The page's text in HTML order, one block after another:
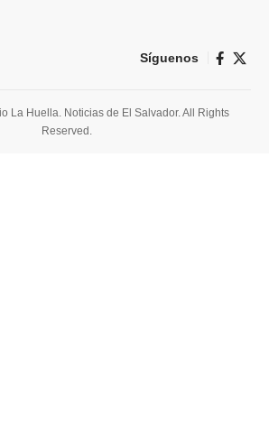
Síguenos
La Huella. Noticias de El Salvador. All Rights
Reserved.